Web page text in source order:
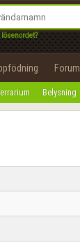
Forum
Belysning
Policy